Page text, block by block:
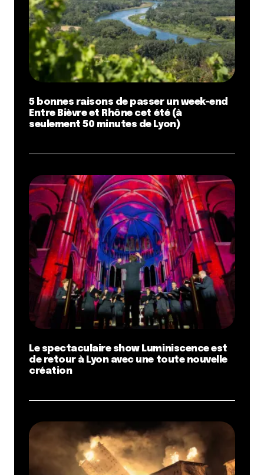
5 bonnes raisons de passer un week-end
Entre Bièvre et Rhône cet été (à
seulement 50 minutes de Lyon)
Le spectaculaire show Luminiscence est
de retour à Lyon avec une toute nouvelle
création